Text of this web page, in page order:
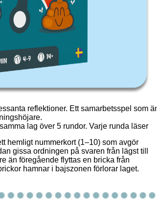
reflektioner. Ett samarbetsspel som är
lag över 5 rundor. Varje runda läser
hemligt nummerkort (1–10) som avgör
gissa ordningen på svaren från lägst till
än föregående flyttas en bricka från
hamnar i bajszonen förlorar laget.